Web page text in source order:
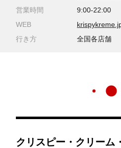
営業時間
9:00-22:00
WEB
行き方
全国各店舗
クリスピー・クリーム